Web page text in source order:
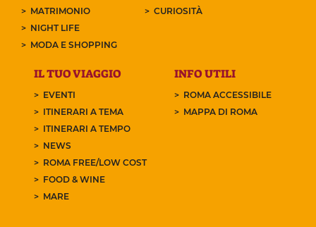
MATRIMONIO
NIGHT LIFE
MODA E SHOPPING
CURIOSITÀ
IL TUO VIAGGIO
EVENTI
ITINERARI A TEMA
ITINERARI A TEMPO
NEWS
ROMA FREE/LOW COST
FOOD & WINE
MARE
INFO UTILI
ROMA ACCESSIBILE
MAPPA DI ROMA